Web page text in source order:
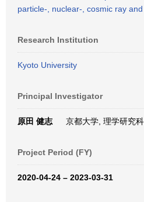
particle-, nuclear-, cosmic ray
Research Institution
Kyoto University
Principal Investigator
原田 健志 京都大学, 理学研究
Project Period (FY)
2020-04-24 – 2023-03-31